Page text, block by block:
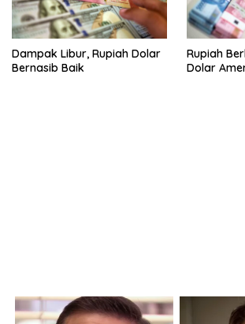
Dampak Libur, Rupiah Dolar
Bernasib Baik
Rupiah
Dolar